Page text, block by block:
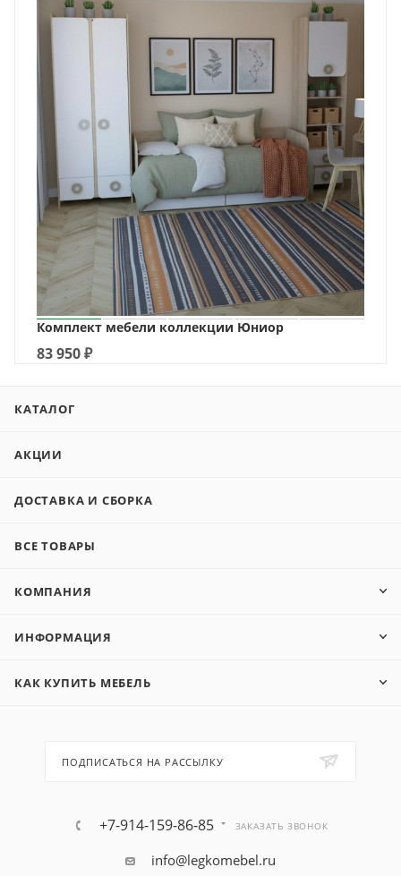
Комплект мебели коллекции Юниор
83 950₽
КАТАЛОГ
АКЦИИ
ДОСТАВКА И СБОРКА
ВСЕ ТОВАРЫ
КОМПАНИЯ
ИНФОРМАЦИЯ
КАК КУПИТЬ МЕБЕЛЬ
ПОДПИСАТЬСЯ НА РАССЫЛКУ
+7-914-159-86-85 ЗАКАЗАТЬ ЗВОНОК
info@legkomebel.ru